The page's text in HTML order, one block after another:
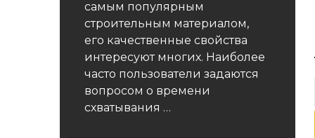
самым популярным
строительным материалом,
его качественные свойства
интересуют многих. Наиболее
часто пользователи задаются
вопросом о времени
схватывания …
и